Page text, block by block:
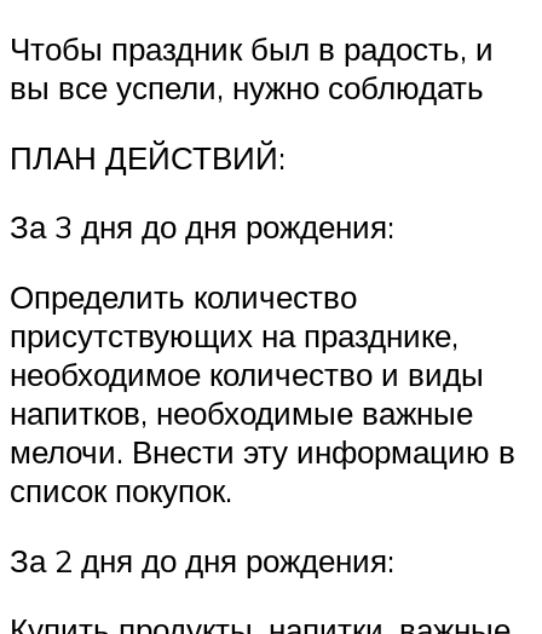
Чтобы праздник был в радость, и
вы все успели, нужно соблюдать
ПЛАН ДЕЙСТВИЙ:
За 3 дня до дня рождения:
Определить количество
присутствующих на празднике,
необходимое количество и виды
напитков, необходимые важные
мелочи. Внести эту информацию в
список покупок.
За 2 дня до дня рождения: